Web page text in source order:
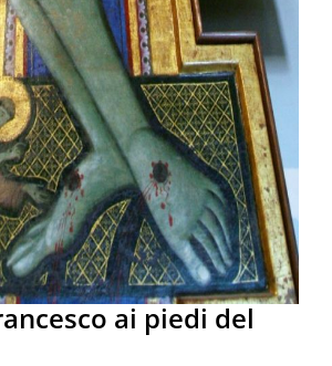
ai piedi del